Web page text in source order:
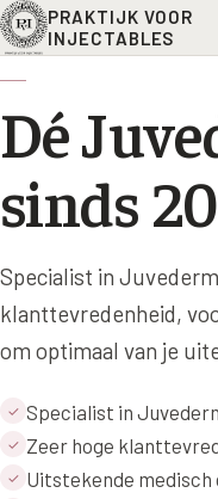
PRAKTIJK VOOR
INJECTABLES
Dé
sinds
Specialist in
klanttevredenheid,
om optimaal van je
✓ Specialist in
✓ Zeer hoge
✓ Uitstekende